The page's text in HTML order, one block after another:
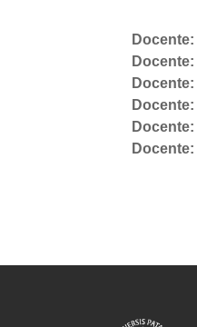
Docente:
Docente:
Docente:
Docente:
Docente:
Docente: